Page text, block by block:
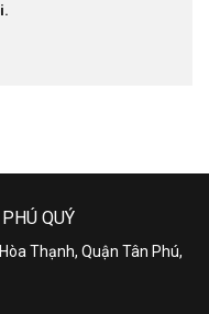
QUÝ
Thạnh, Quận Tân Phú,